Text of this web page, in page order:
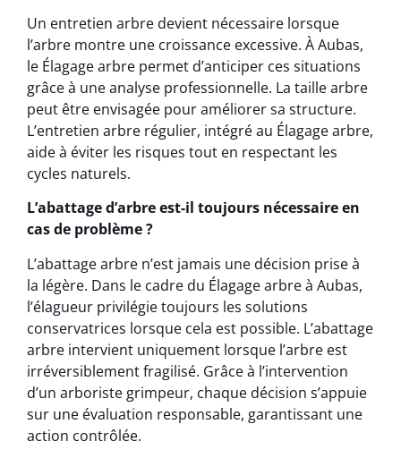
Un entretien arbre devient nécessaire lorsque
l’arbre montre une croissance excessive. À Aubas,
le Élagage arbre permet d’anticiper ces situations
grâce à une analyse professionnelle. La taille arbre
peut être envisagée pour améliorer sa structure.
L’entretien arbre régulier, intégré au Élagage arbre,
aide à éviter les risques tout en respectant les
cycles naturels.
L’abattage d’arbre est-il toujours nécessaire en
cas de problème ?
L’abattage arbre n’est jamais une décision prise à
la légère. Dans le cadre du Élagage arbre à Aubas,
l’élagueur privilégie toujours les solutions
conservatrices lorsque cela est possible. L’abattage
arbre intervient uniquement lorsque l’arbre est
irréversiblement fragilisé. Grâce à l’intervention
d’un arboriste grimpeur, chaque décision s’appuie
sur une évaluation responsable, garantissant une
action contrôlée.